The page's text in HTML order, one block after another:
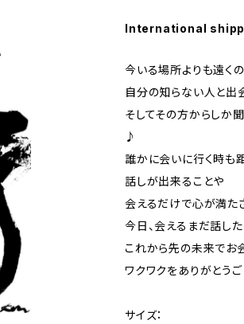
International
今いる場所よりも遠く
自分の知らない人と出
そしてその方からしか
♪
誰かに会いに行く時も
話しが出来ることや
会えるだけで心が満た
今日、会えるまだ話し
これから先の未来でお
ワクワクをありがとうご
サイズ：